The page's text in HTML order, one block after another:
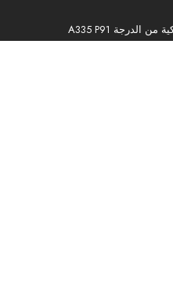
دليل الأنابيب الفولاذية السبائكية من الدرجة A335 P91